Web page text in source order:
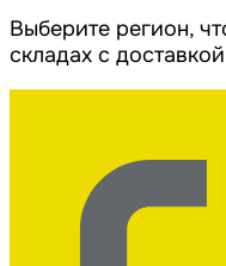
Выберите регион,
складах с